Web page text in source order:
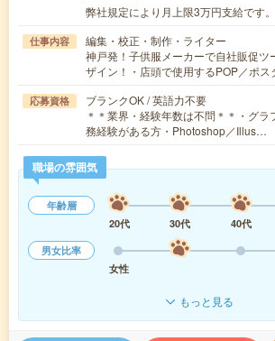
弊社規定により月上限3万円支給です。
仕事内容
編集・校正・制作・ライター
神戸発！子供服メーカーで自社販促ツ
ザイン！・店頭で使用するPOP／ポ
応募資格
ブランクOK / 英語力不要
＊＊業界・経験年数は不問＊＊・グ
務経験がある方・Photoshop／Illus…
職場の雰囲気
年齢層
20代
30代 40代
男女比率
女性
もっと見る